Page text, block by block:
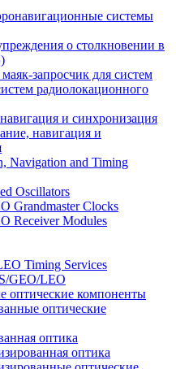
системы
о столкновении в
запросчик для систем
радиолокационного
и синхронизация
навигация и
Navigation and Timing
Oscillators
Grandmaster Clocks
Receiver Modules
Timing Services
GEO/LEO
оптические компоненты
оптические
оптика
оптика